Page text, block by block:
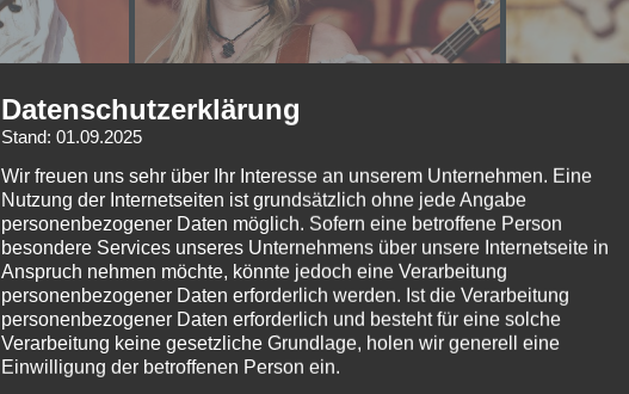
Datenschutzerklärung
Stand: 01.09.2025
Wir freuen uns sehr über Ihr Interesse an unserem Unternehmen. Eine
Nutzung der Internetseiten ist grundsätzlich ohne jede Angabe
personenbezogener Daten möglich. Sofern eine betroffene Person
besondere Services unseres Unternehmens über unsere Internetseite in
Anspruch nehmen möchte, könnte jedoch eine Verarbeitung
personenbezogener Daten erforderlich werden. Ist die Verarbeitung
personenbezogener Daten erforderlich und besteht für eine solche
Verarbeitung keine gesetzliche Grundlage, holen wir generell eine
Einwilligung der betroffenen Person ein.